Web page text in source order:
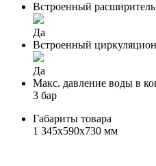
Встроенный
Да
Встроенный
Да
Макс. давление воды в
3 бар
Габариты товара
1 345x590x730 мм